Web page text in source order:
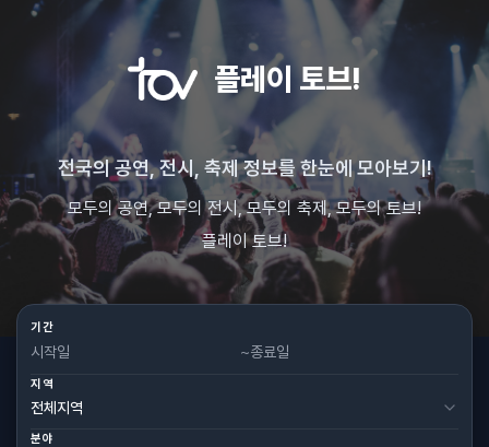
플레이 토브!
전국의 공연, 전시, 축제 정보를 한눈에 모아보기!
모두의 공연, 모두의 전시, 모두의 축제, 모두의 토브!
플레이 토브!
기간
~
지역
분야